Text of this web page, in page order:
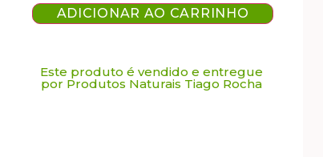
ADICIONAR AO CARRINHO
Este produto é vendido e entregue
por Produtos Naturais Tiago Rocha